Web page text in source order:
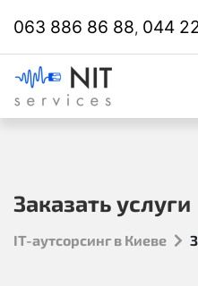
063 886 86 88, 044
Заказать услуги
IT-аутсорсинг в Киеве